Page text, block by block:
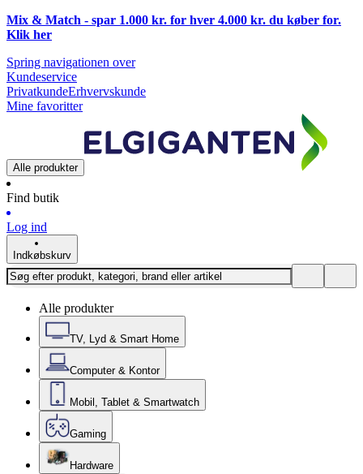
Mix & Match - spar 1.000 kr. for hver 4.000 kr. du køber for.
Klik her
Spring navigationen over
Kundeservice
PrivatkundeErhvervskunde
Mine favoritter
Alle produkter
Find butik
Log ind
Indkøbskurv
Alle produkter
TV, Lyd & Smart Home
Computer & Kontor
Mobil, Tablet & Smartwatch
Gaming
Hardware